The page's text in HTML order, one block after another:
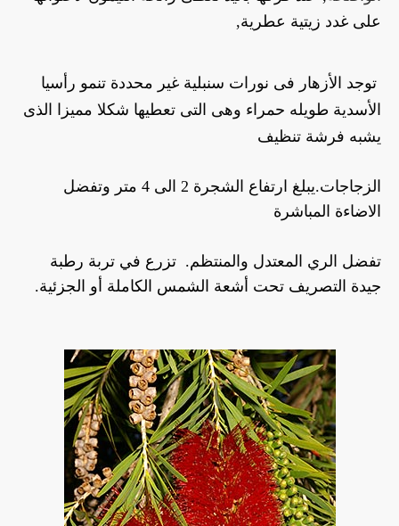
على غدد زيتية عطرية,
الأسدية طويله حمراء وهى التى تعطيها
يشبه فرشة تنظيف
الاضاءة المباشرة
تفضل الري المعتدل والمنتظم.
جيدة التصريف تحت أشعة الشمس الكاملة أو الجزئية.